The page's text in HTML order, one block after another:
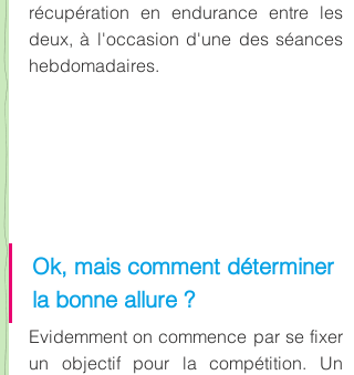
récupération en endurance entre les
deux, à l'occasion d'une des séances
hebdomadaires.
Ok, mais comment déterminer
la bonne allure ?
Evidemment on commence par se fixer
un objectif pour la compétition. Un